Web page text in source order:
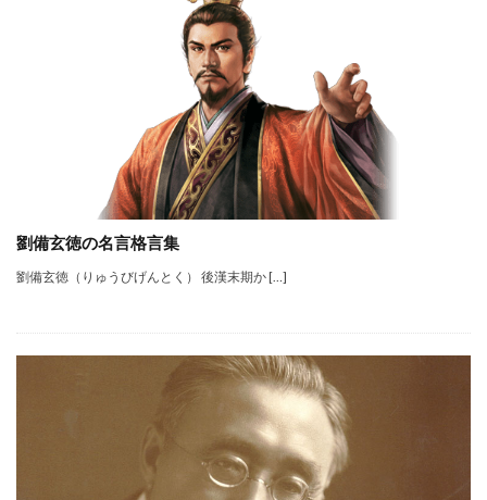
劉備玄徳の名言格言集
劉備玄徳（りゅうびげんとく） 後漢末期か […]